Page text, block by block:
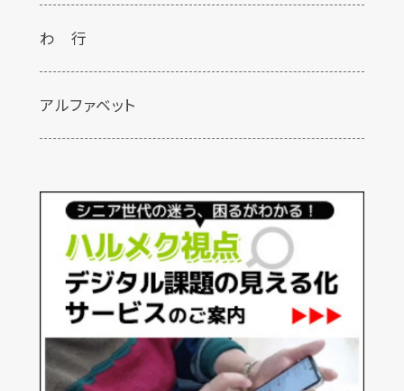
わ 行
アルファベット